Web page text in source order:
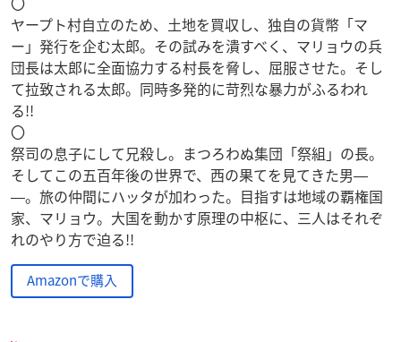
ヤープト村自立のため、土地を買収し、独自の貨幣「マ
ー」発行を企む太郎。その試みを潰すべく、マリョウの兵
団長は太郎に全面協力する村長を脅し、屈服させた。そし
て拉致される太郎。同時多発的に苛烈な暴力がふるわれ
る!!
〇
祭司の息子にして兄殺し。まつろわぬ集団「祭組」の長。
そしてこの五百年後の世界で、西の果てを見てきた男―
―。旅の仲間にハッタが加わった。目指すは地域の覇権国
家、マリョウ。大国を動かす原理の中枢に、三人はそれぞ
れのやり方で迫る!!
Amazonで購入